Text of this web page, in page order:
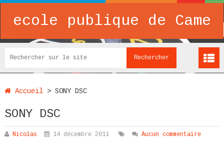
ecole publique de Came
Accueil> SONY DSC
SONY DSC
Nicolas 14 décembre 2011 Aucun commentaire